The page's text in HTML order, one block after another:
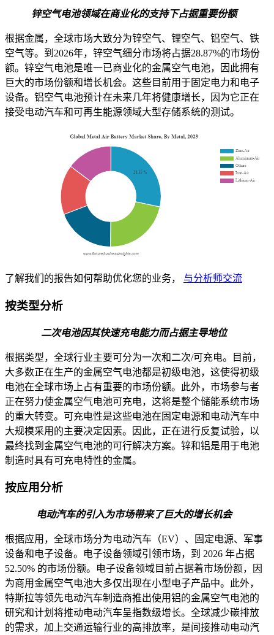
锌空气电池领域在商业化的支持下占据重要份额
根据金属，全球市场大致分为锌空气、锂空气、铝空气、铁
空气等。 到2026年，锌空气细分市场将占据28.87%的市场份
额。 锌空气电池是唯一已商业化的金属空气电池，因此拥有
巨大的市场份额和增长机会。这些目前用于固定电力和电子
设备。铝空气电池预计在未来几年将健康增长，因为它正在
接受电动汽车和可再生能源领域大型存储系统的测试。
了解我们的报告如何帮助优化您的业务， 与分析师交流
按类型分析
二次电池因其快速充电能力而占据主导地位
根据类型，全球行业主要可分为一次和二次/可充电。目前，
大多数正在生产的金属空气电池都是初级电池，这使得初级
电池在全球市场上占有重要的市场份额。此外，市场参与者
正在努力使金属空气电池可充电，这将是整个储能系统市场
的重大转变。可充电性是这些电池在固定电源和电动汽车中
大规模采用的主要决定因素。因此，正在进行反复试验，以
最终找到金属空气电池的可行解决方案。锌和铝是用于电池
制造时具有可充电特性的金属。
按应用分析
电动汽车的引入为市场带来了巨大的增长机会
根据应用，全球市场分为电动汽车（EV）、固定电源、军事
设备和电子设备。
电子设备领域引领市场，到 2026 年占据
52.50% 的市场份额。
电子设备领域目前占据着市场份额，因
为商用金属空气电池大多仅出现在小型电子产品中。此外，
特斯拉等领先电动汽车制造商推出使用铝的金属空气电池的
研究和计划将推动电动汽车呈指数级增长。全球减少碳排放
的需求，加上交通运输行业的高排放率，是间接推动电动汽